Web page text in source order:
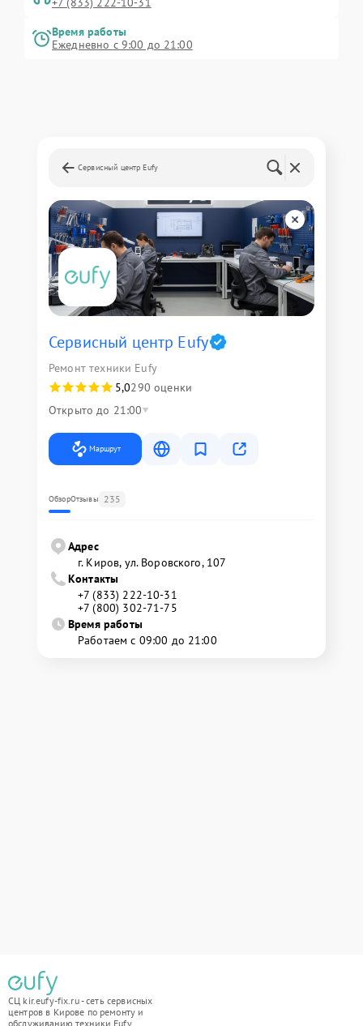
Время работы
Ежедневно с 9:00 до 21:00
Сервисный центр Eufy
Сервисный центр Eufy
Ремонт техники Eufy
5,0290 оценки
Открыто до 21:00
Маршрут
ОбзорОтзывы 235
Адрес
г. Киров, ул. Воровского, 107
Контакты
+7 (833) 222-10-31
+7 (800) 302-71-75
Время работы
Работаем с 09:00 до 21:00
СЦ kir.eufy-fix.ru - сеть сервисных
центров в Кирове по ремонту и
обслуживанию техники Eufy